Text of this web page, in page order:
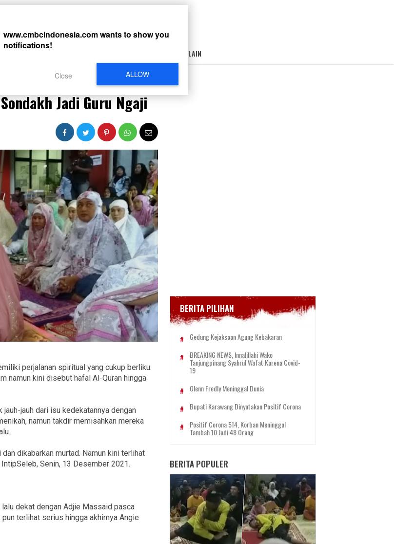
LAIN-LAIN
Jadi Guru Ngaji
Jadi Guru Ngaji
perjalanan spiritual yang cukup berliku.
namun kini disebut hafal Al-Quran hingga
jauh dari isu kedekatannya dengan
namun takdir memisahkan mereka
dikabarkan murtad. Namun kini terlihat
Senin, 13 Desember 2021.
dekat dengan Adjie Massaid pasca
terlihat serius hingga akhirnya Angie
BERITA PILIHAN
Gedung Kejaksaan Agung Kebakaran
BREAKING NEWS, Innalillahi Wako
Tanjungpinang Syahrul Wafat Karena Covid-
19
Glenn Fredly Meninggal Dunia
Bupati Karawang Dinyatakan Positif Corona
Positif Corona 514, Korban Meninggal
Tambah 10 Jadi 48 Orang
BERITA POPULER
www.cmbcindonesia.comwants to show you
notifications!
ALLOW
Close